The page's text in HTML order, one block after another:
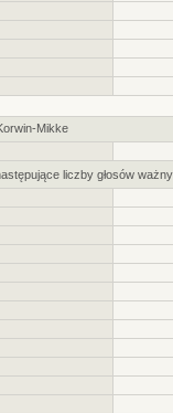
Mikke
liczby głosów